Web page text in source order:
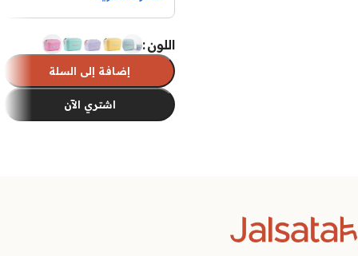
اللون
إضافة إلى السلة
اشتري الآن